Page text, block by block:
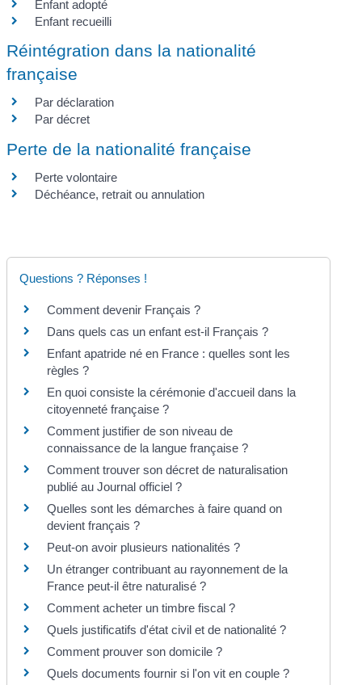
Enfant adopté
Enfant recueilli
Réintégration dans la nationalité
française
Par déclaration
Par décret
Perte de la nationalité française
Perte volontaire
Déchéance, retrait ou annulation
Questions ? Réponses !
Comment devenir Français ?
Dans quels cas un enfant est-il Français ?
Enfant apatride né en France : quelles sont les
règles ?
En quoi consiste la cérémonie d'accueil dans la
citoyenneté française ?
Comment justifier de son niveau de
connaissance de la langue française ?
Comment trouver son décret de naturalisation
publié au Journal officiel ?
Quelles sont les démarches à faire quand on
devient français ?
Peut-on avoir plusieurs nationalités ?
Un étranger contribuant au rayonnement de la
France peut-il être naturalisé ?
Comment acheter un timbre fiscal ?
Quels justificatifs d'état civil et de nationalité ?
Comment prouver son domicile ?
Quels documents fournir si l'on vit en couple ?